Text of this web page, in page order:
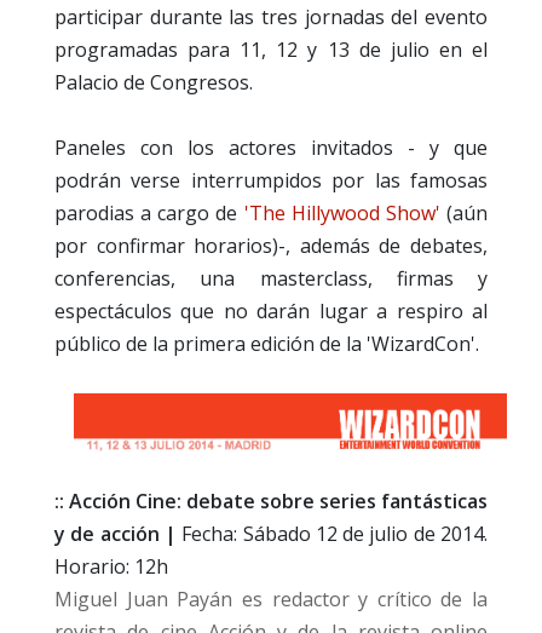
participar durante las tres jornadas del evento
programadas para 11, 12 y 13 de julio en el
Palacio de Congresos.
Paneles con los actores invitados - y que
podrán verse interrumpidos por las famosas
parodias a cargo de 'The Hillywood Show' (aún
por confirmar horarios)-, además de debates,
conferencias, una masterclass, firmas y
espectáculos que no darán lugar a respiro al
público de la primera edición de la 'WizardCon'.
:: Acción Cine: debate sobre series fantásticas
y de acción | Fecha: Sábado 12 de julio de 2014.
Horario: 12h
Miguel Juan Payán es redactor y crítico de la